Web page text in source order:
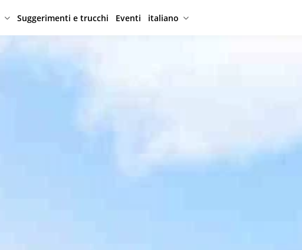
Suggerimenti e trucchi Eventi italiano